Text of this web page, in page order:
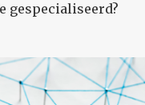
gespecialiseerd?